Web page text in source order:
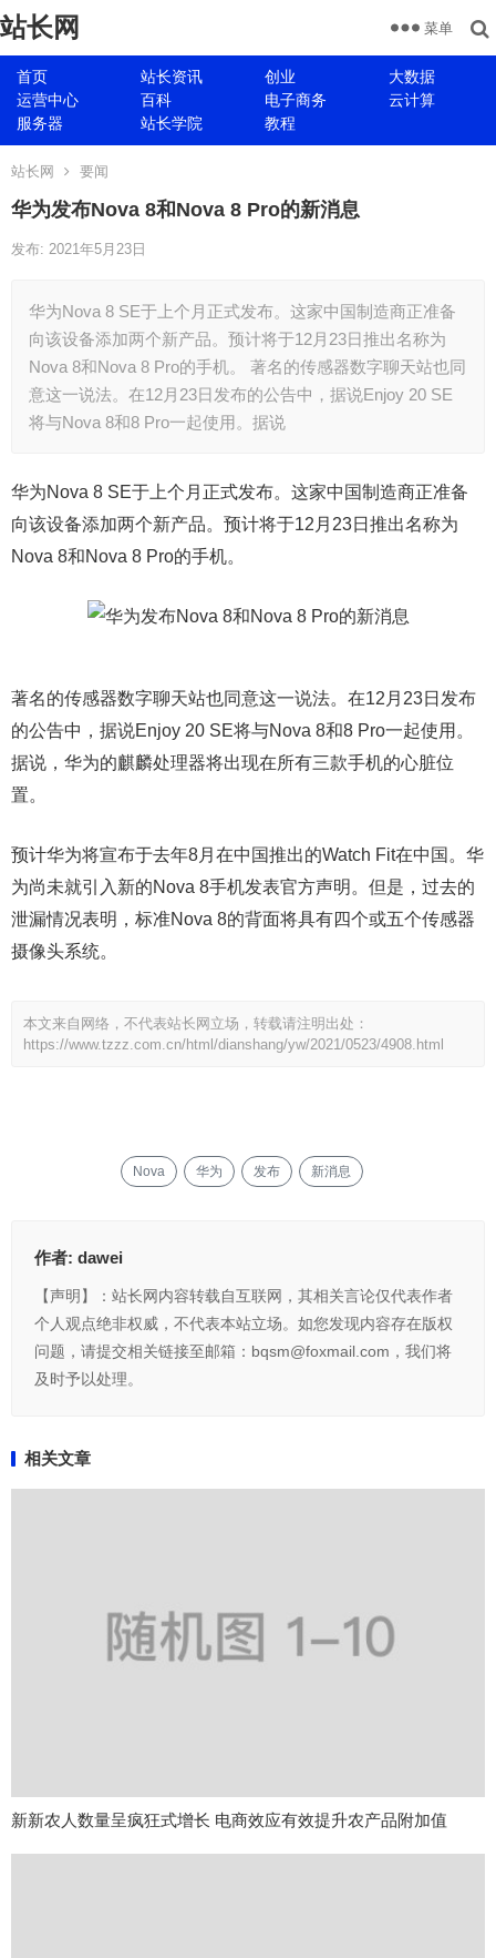
站长网
首页 站长资讯 创业
大数据
运营中心
百科 电子商务
云计算
服务器
站长学院 教程
菜单
站长网 要闻
华为发布Nova 8和Nova 8 Pro的新消息
发布: 2021年5月23日
华为Nova 8 SE于上个月正式发布。这家中国制造商正准备
向该设备添加两个新产品。预计将于12月23日推出名称为
Nova 8和Nova 8 Pro的手机。 著名的传感器数字聊天站也同
意这一说法。在12月23日发布的公告中，据说Enjoy 20 SE
将与Nova 8和8 Pro一起使用。据说
华为Nova 8 SE于上个月正式发布。这家中国制造商正准备
向该设备添加两个新产品。预计将于12月23日推出名称为
Nova 8和Nova 8 Pro的手机。
著名的传感器数字聊天站也同意这一说法。在12月23日发布
的公告中，据说Enjoy 20 SE将与Nova 8和8 Pro一起使用。
据说，华为的麒麟处理器将出现在所有三款手机的心脏位
置。
预计华为将宣布于去年8月在中国推出的Watch Fit在中国。华
为尚未就引入新的Nova 8手机发表官方声明。但是，过去的
泄漏情况表明，标准Nova 8的背面将具有四个或五个传感器
摄像头系统。
本文来自网络，不代表站长网立场，转载请注明出处：
https://www.tzzz.com.cn/html/dianshang/yw/2021/0523/4908.html
Nova 华为 发布 新消息
作者: dawei
【声明】：站长网内容转载自互联网，其相关言论仅代表作者
个人观点绝非权威，不代表本站立场。如您发现内容存在版权
问题，请提交相关链接至邮箱：bqsm@foxmail.com，我们将
及时予以处理。
相关文章
新新农人数量呈疯狂式增长 电商效应有效提升农产品附加值